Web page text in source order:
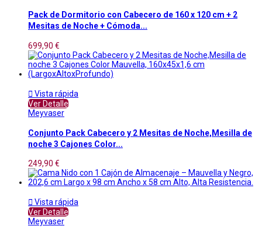
Pack de Dormitorio con Cabecero de 160 x 120 cm + 2
Mesitas de Noche + Cómoda...
699,90 €
 Vista rápida
Ver Detalle
Meyvaser
Conjunto Pack Cabecero y 2 Mesitas de Noche,Mesilla de
noche 3 Cajones Color...
249,90 €
 Vista rápida
Ver Detalle
Meyvaser